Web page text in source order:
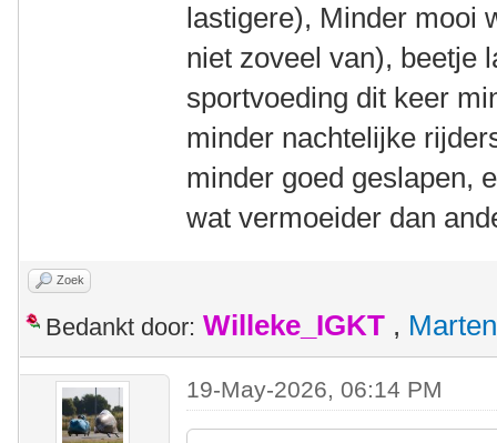
lastigere), Minder mooi
niet zoveel van), beetje
sportvoeding dit keer
minder nachtelijke
minder goed geslapen,
wat vermoeider dan
Zoek
Bedankt door: Willeke_IGKT , Marten
19-May-2026, 06:14 PM